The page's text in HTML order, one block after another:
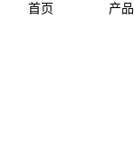
首页 产品